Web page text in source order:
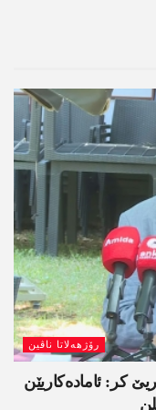
رۆژھەلاتا ناڤین
کر: ئامادەکاریێن